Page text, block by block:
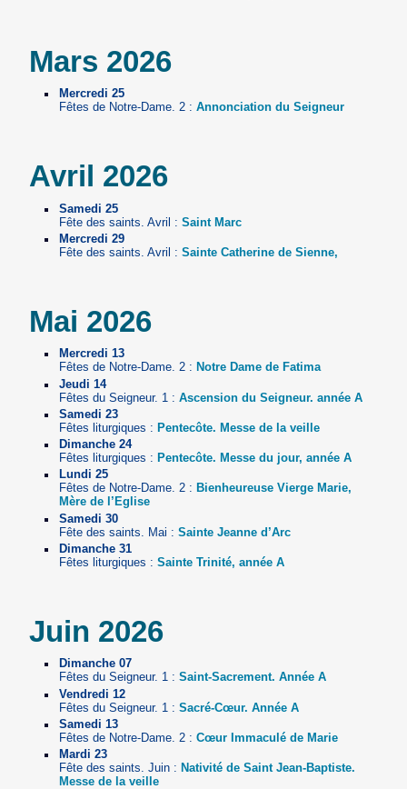
Mars 2026
Mercredi 25
Fêtes de Notre-Dame. 2 : Annonciation du Seigneur
Avril 2026
Samedi 25
Fête des saints. Avril : Saint Marc
Mercredi 29
Fête des saints. Avril : Sainte Catherine de Sienne,
Mai 2026
Mercredi 13
Fêtes de Notre-Dame. 2 : Notre Dame de Fatima
Jeudi 14
Fêtes du Seigneur. 1 : Ascension du Seigneur. année A
Samedi 23
Fêtes liturgiques : Pentecôte. Messe de la veille
Dimanche 24
Fêtes liturgiques : Pentecôte. Messe du jour, année A
Lundi 25
Fêtes de Notre-Dame. 2 : Bienheureuse Vierge Marie,
Mère de l’Eglise
Samedi 30
Fête des saints. Mai : Sainte Jeanne d’Arc
Dimanche 31
Fêtes liturgiques : Sainte Trinité, année A
Juin 2026
Dimanche 07
Fêtes du Seigneur. 1 : Saint-Sacrement. Année A
Vendredi 12
Fêtes du Seigneur. 1 : Sacré-Cœur. Année A
Samedi 13
Fêtes de Notre-Dame. 2 : Cœur Immaculé de Marie
Mardi 23
Fête des saints. Juin : Nativité de Saint Jean-Baptiste.
Messe de la veille